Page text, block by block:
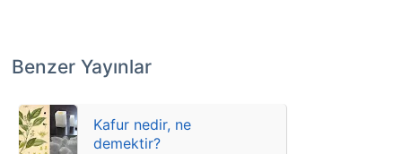
Benzer Yayınlar
Kafur nedir, ne
demektir?